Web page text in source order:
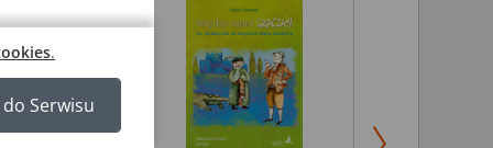
.
Serwisu